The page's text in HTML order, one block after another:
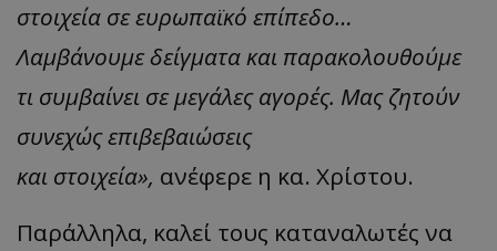
στοιχεία σε ευρωπαϊκό επίπεδο…
Λαμβάνουμε δείγματα και παρακολουθούμε
τι συμβαίνει σε μεγάλες αγορές. Μας ζητούν
συνεχώς επιβεβαιώσεις
και στοιχεία», ανέφερε η κα. Χρίστου.
Παράλληλα, καλεί τους καταναλωτές να